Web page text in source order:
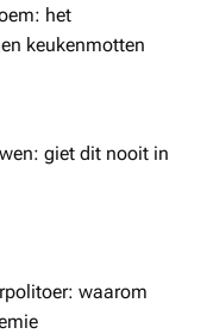
het
keukenmotten
giet dit nooit in
waarom